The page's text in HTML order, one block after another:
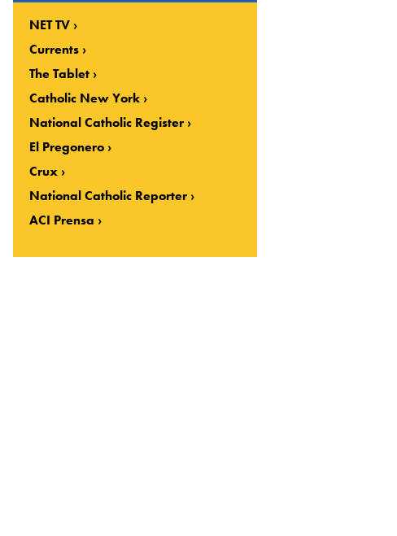
NET TV
Currents
The Tablet
Catholic New York
National Catholic Register
El Pregonero
Crux
National Catholic Reporter
ACI Prensa